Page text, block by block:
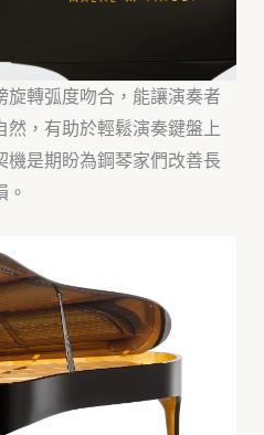
轉弧度吻合，能讓演奏者
，有助於輕鬆演奏鍵盤上
機是期盼為鋼琴家們改善長
。